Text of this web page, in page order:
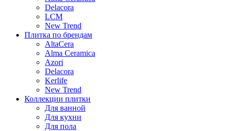
Delacora
LCM
New Trend
Плитка по брендам
AltaCera
Аlma Ceramica
Azori
Delacora
Kerlife
New Trend
Коллекции плитки
Для ванной
Для кухни
Для пола